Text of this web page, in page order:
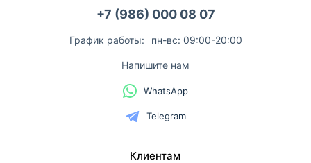
+7 (986) 000 08 07
График работы: пн-вс: 09:00-20:00
Напишите нам
WhatsApp
Telegram
Клиентам